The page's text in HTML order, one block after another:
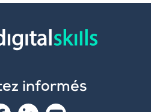
informés